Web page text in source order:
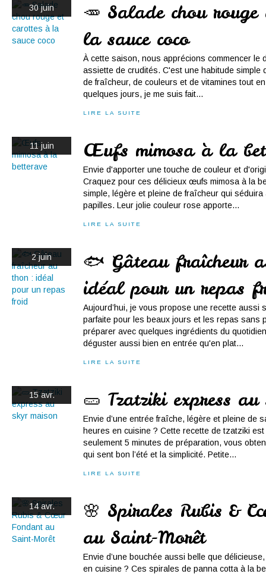
30 juin
🥕 Salade chou
la sauce coco
À cette saison, nous apprécions commencer le
assiette de crudités. C'est une habitude simple
de fraîcheur, de couleurs et de vitamines tout
quelques jours, je me suis fait...
LIRE LA SUITE
11 juin Œufs mimosa à la
Envie d'apporter une touche de couleur et
Craquez pour ces délicieux œufs mimosa à la
simple, légère et pleine de fraîcheur qui
papilles. Leur jolie couleur rose apporte...
LIRE LA SUITE
2 juin
🐟 Gâteau fraîcheur
idéal pour un repas
Aujourd’hui, je vous propose une recette aussi
parfaite pour les beaux jours et les repas sans
préparer avec quelques ingrédients du
déguster aussi bien en entrée qu'en plat...
LIRE LA SUITE
15 avr. 🥒 Tzatziki express
Envie d’une entrée fraîche, légère et pleine de
heures en cuisine ? Cette recette de tzatziki
seulement 5 minutes de préparation, vous
qui sent bon l’été et la simplicité. Petite...
LIRE LA SUITE
14 avr.
🌸 Spirales Rubis &
au Saint-Morêt
Envie d’une bouchée aussi belle que
en cuisine ? Ces spirales de panna cotta à la